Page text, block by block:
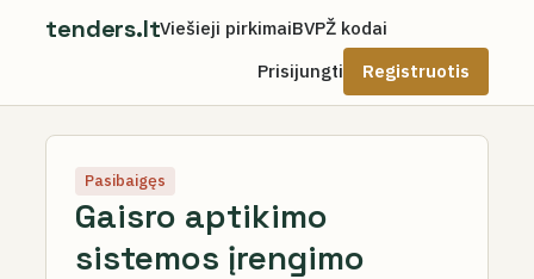
tenders.ltViešieji pirkimaiBVPŽ kodai
Prisijungti
Registruotis
Pasibaigęs
Gaisro aptikimo
sistemos įrengimo